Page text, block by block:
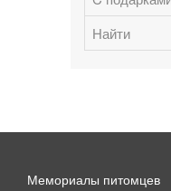
Найти
Мемориалы питомцев